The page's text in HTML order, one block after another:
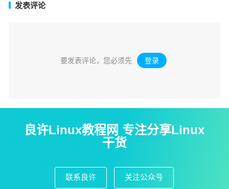
发表评论
要发表评论，您必须先 登录 。
良许Linux教程网 专注分享Linux
干货
联系良许 关注公众号